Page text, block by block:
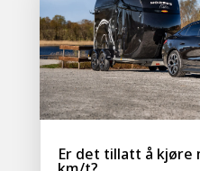
Er det tillatt å kjøre